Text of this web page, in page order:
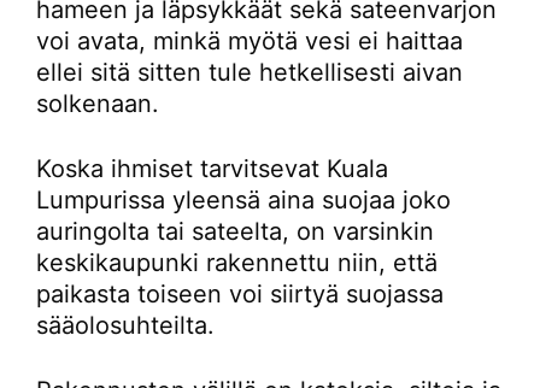
hameen ja läpsykkäät sekä sateenvarjon
voi avata, minkä myötä vesi ei haittaa
ellei sitä sitten tule hetkellisesti aivan
solkenaan.
Koska ihmiset tarvitsevat Kuala
Lumpurissa yleensä aina suojaa joko
auringolta tai sateelta, on varsinkin
keskikaupunki rakennettu niin, että
paikasta toiseen voi siirtyä suojassa
sääolosuhteilta.